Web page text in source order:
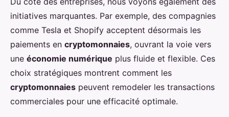
initiatives marquantes. Par exemple, des compagnies
comme Tesla et Shopify acceptent désormais les
paiements en cryptomonnaies, ouvrant la voie vers
une économie numérique plus fluide et flexible. Ces
choix stratégiques montrent comment les
cryptomonnaies peuvent remodeler les transactions
commerciales pour une efficacité optimale.